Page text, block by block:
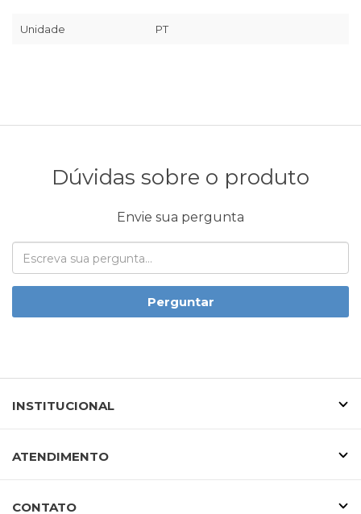
Unidade PT
Dúvidas sobre o produto
Envie sua pergunta
Perguntar
INSTITUCIONAL
ATENDIMENTO
CONTATO